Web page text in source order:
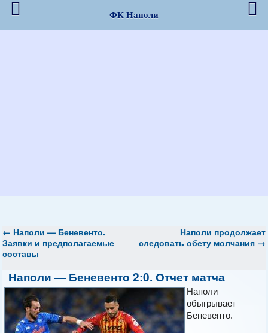
← Наполи — Беневенто.
Заявки и предполагаемые
составы
Наполи продолжает
следовать обету молчания →
Наполи — Беневенто 2:0. Отчет матча
Наполи
обыгрывает
Беневенто.
ФК Наполи